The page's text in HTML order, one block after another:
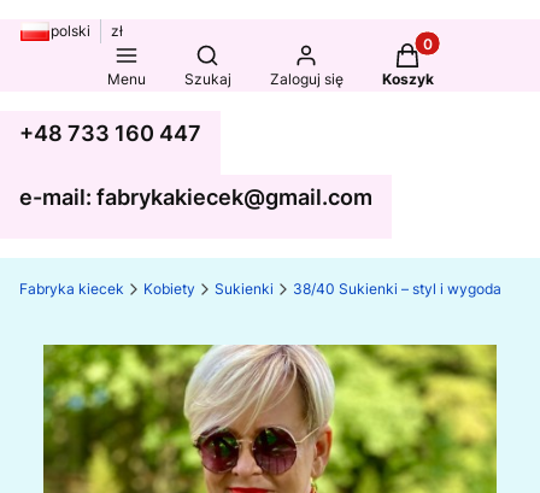
polski zł
Menu
Otwórz wyszukiwarkę
Szukaj Zaloguj się
Produkty w
Koszyk
+48 733 160 447
e-mail: fabrykakiecek@gmail.com
Fabryka kiecek Kobiety Sukienki 38/40 Sukienki – styl i wygoda